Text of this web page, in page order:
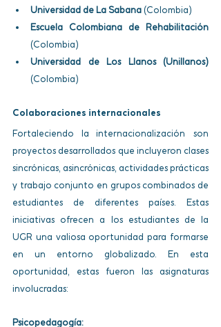
Universidad de La Sabana (Colombia)
Escuela Colombiana de Rehabilitación
(Colombia)
Universidad de Los Llanos (Unillanos)
(Colombia)
Colaboraciones internacionales
Fortaleciendo la internacionalización
son
proyectos desarrollados que incluyeron clases
sincrónicas, asincrónicas, actividades prácticas
y trabajo conjunto en grupos combinados de
estudiantes de diferentes países. Estas
iniciativas ofrecen a los estudiantes de la
UGR una valiosa oportunidad para formarse
en un entorno globalizado. En esta
oportunidad, estas fueron las asignaturas
involucradas:
Psicopedagogía: